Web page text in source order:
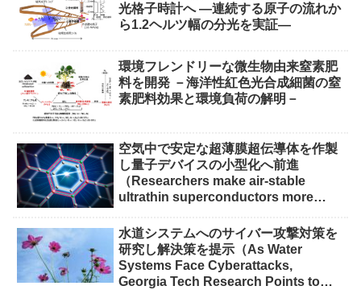
光格子時計へ ―連続する原子の流れか
ら1.2ヘルツ幅の分光を実証―
環境フレンドリーな微生物由来窒素肥
料を開発 －海洋性紅色光合成細菌の窒
素肥料効果と環境負荷の解明－
空気中で安定な超薄膜超伝導体を作製
し量子デバイスの小型化へ前進
（Researchers make air-stable
ultrathin superconductors more
水道システムへのサイバー攻撃対策を
研究し解決策を提示（As Water
Systems Face Cyberattacks,
Georgia Tech Research Points to